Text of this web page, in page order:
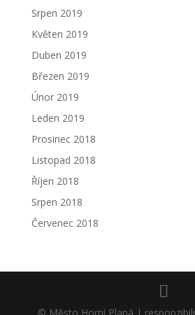
Srpen 2019
Květen 2019
Duben 2019
Březen 2019
Únor 2019
Leden 2019
Prosinec 2018
Listopad 2018
Říjen 2018
Srpen 2018
Červenec 2018
© Město Horní Planá |